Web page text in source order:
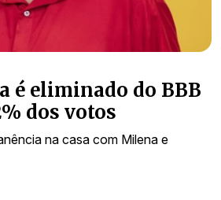
é eliminado do BBB
dos votos
na casa com Milena e